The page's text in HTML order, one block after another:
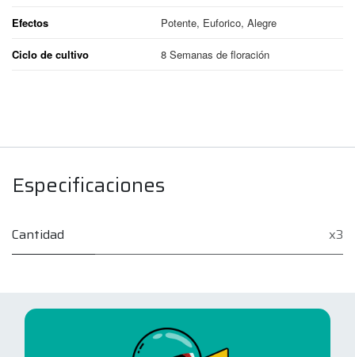
Efectos Potente, Euforico, Alegre
Ciclo de cultivo 8 Semanas de floración
Especificaciones
Cantidad x3